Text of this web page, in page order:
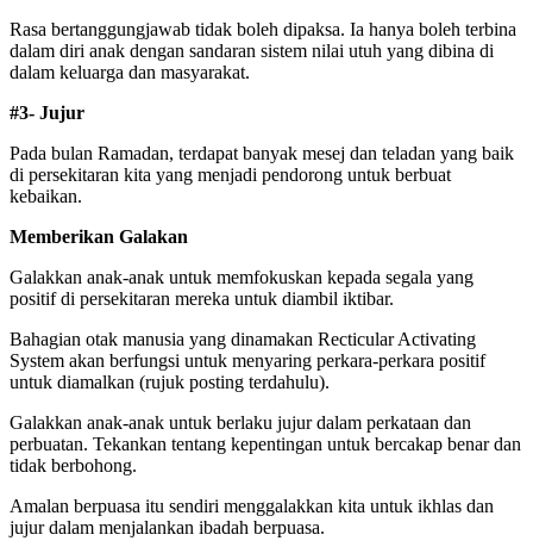
Rasa bertanggungjawab tidak boleh dipaksa. Ia hanya boleh terbina
dalam diri anak dengan sandaran sistem nilai utuh yang dibina di
dalam keluarga dan masyarakat.
#3- Jujur
Pada bulan Ramadan, terdapat banyak mesej dan teladan yang baik
di persekitaran kita yang menjadi pendorong untuk berbuat
kebaikan.
Memberikan Galakan
Galakkan anak-anak untuk memfokuskan kepada segala yang
positif di persekitaran mereka untuk diambil iktibar.
Bahagian otak manusia yang dinamakan Recticular Activating
System akan berfungsi untuk menyaring perkara-perkara positif
untuk diamalkan (rujuk posting terdahulu).
Galakkan anak-anak untuk berlaku jujur dalam perkataan dan
perbuatan. Tekankan tentang kepentingan untuk bercakap benar dan
tidak berbohong.
Amalan berpuasa itu sendiri menggalakkan kita untuk ikhlas dan
jujur dalam menjalankan ibadah berpuasa.